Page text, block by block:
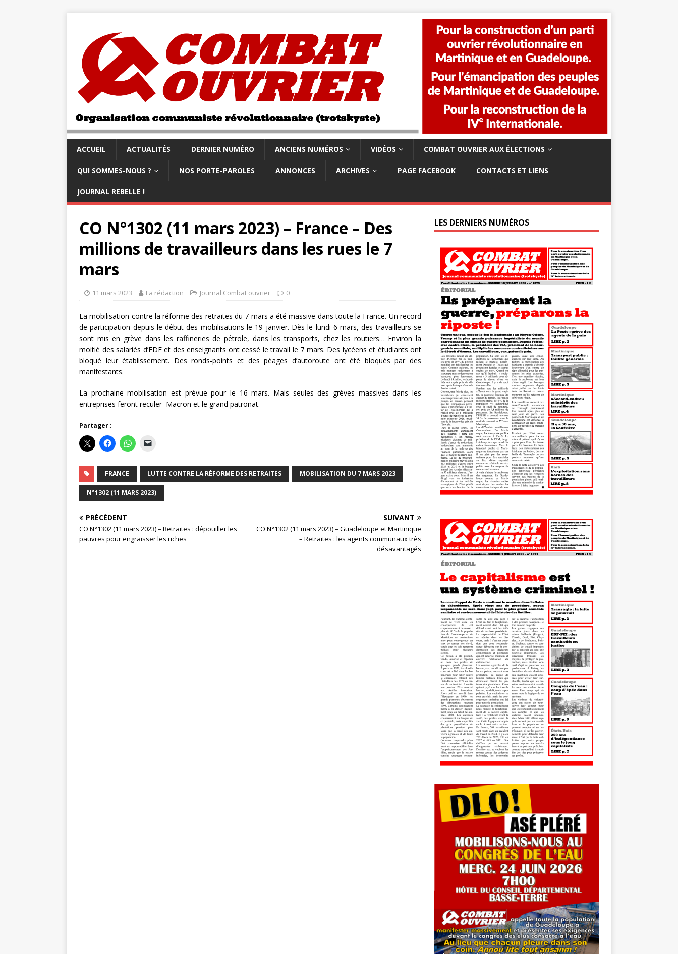
ACCUEIL ACTUALITÉS DERNIER NUMÉRO ANCIENS NUMÉROS VIDÉOS COMBAT OUVRIER AUX ÉLECTIONS
QUI SOMMES-NOUS ? NOS PORTE-PAROLES ANNONCES ARCHIVES PAGE FACEBOOK CONTACTS ET LIENS
JOURNAL REBELLE !
CO N°1302 (11 mars 2023) – France – Des
millions de travailleurs dans les rues le 7
mars
11 mars 2023 La rédaction Journal Combat ouvrier 0
La mobilisation contre la réforme des retraites du 7 mars a été massive dans toute la France. Un record
de participation depuis le début des mobilisations le 19 janvier. Dès le lundi 6 mars, des travailleurs se
sont mis en grève dans les raffineries de pétrole, dans les transports, chez les routiers… Environ la
moitié des salariés d’EDF et des enseignants ont cessé le travail le 7 mars. Des lycéens et étudiants ont
bloqué leur établissement. Des ronds-points et des péages d’autoroute ont été bloqués par des
manifestants.
La prochaine mobilisation est prévue pour le 16 mars. Mais seules des grèves massives dans les
entreprises feront reculer Macron et le grand patronat.
Partager :
FRANCE LUTTE CONTRE LA RÉFORME DES RETRAITES MOBILISATION DU 7 MARS 2023
N°1302 (11 MARS 2023)
PRÉCÉDENT
CO N°1302 (11 mars 2023) – Retraites : dépouiller les
pauvres pour engraisser les riches
SUIVANT
CO N°1302 (11 mars 2023) – Guadeloupe et Martinique
– Retraites : les agents communaux très
désavantagés
LES DERNIERS NUMÉROS